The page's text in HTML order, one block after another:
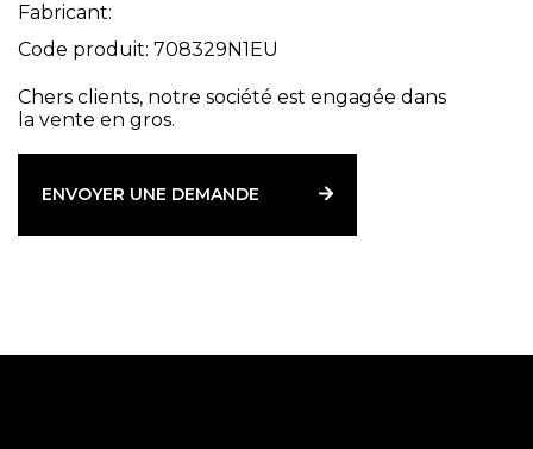
Fabricant:
Code produit: 708329N1EU
Chers clients, notre société est engagée dans
la vente en gros.
ENVOYER UNE DEMANDE